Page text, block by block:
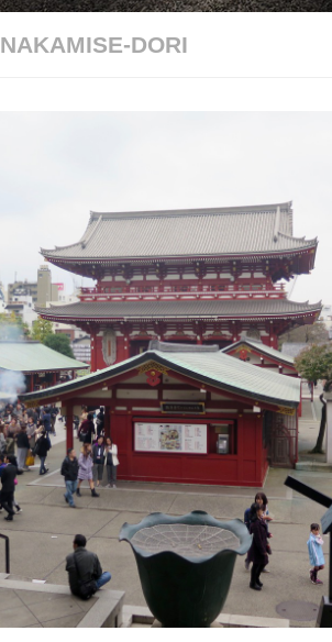
NAKAMISE-DORI